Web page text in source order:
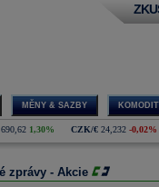
MĚNY & SAZBY
1,30% CZK/€ 24,232 -0,02%
zprávy - Akcie